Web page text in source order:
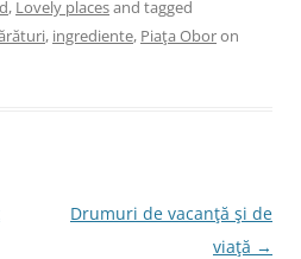
ai
l
, Lovely placesand tagged
, ingrediente, Piaţa Oboron
Drumuri de vacanţă şi de
viaţă →